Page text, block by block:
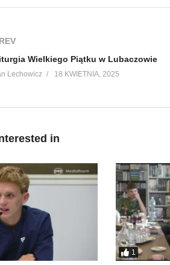
Wielkiego Piątku w Lubaczowie
Lechowicz 18 KWIETNIA, 2025
in
1